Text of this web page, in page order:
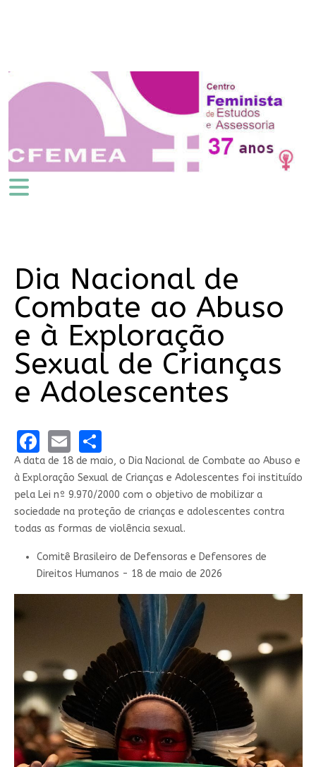
Dia Nacional de
Combate ao Abuso
e à Exploração
Sexual de Crianças
e Adolescentes
Facebook
EmailShare
A data de 18 de maio, o Dia Nacional de Combate ao Abuso e
à Exploração Sexual de Crianças e Adolescentes foi instituído
pela Lei nº 9.970/2000 com o objetivo de mobilizar a
sociedade na proteção de crianças e adolescentes contra
todas as formas de violência sexual.
Comitê Brasileiro de Defensoras e Defensores de
Direitos Humanos - 18 de maio de 2026